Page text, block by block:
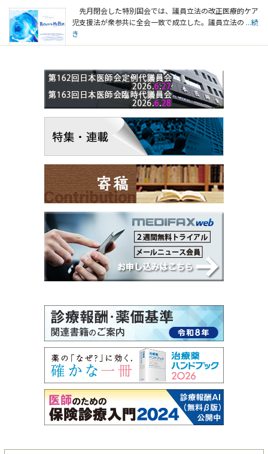
先月閉会した特別国会では、議員立法の改正医療的ケア
児支援法が衆参共に全会一致で成立した。議員立法の ...続
き